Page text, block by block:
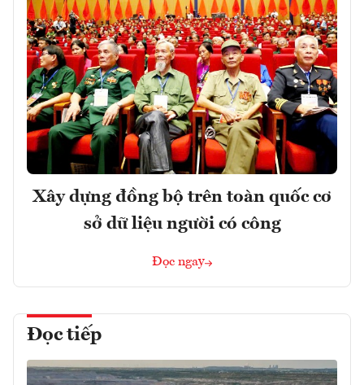
Xây dựng đồng bộ trên toàn quốc cơ
sở dữ liệu người có công
Đọc ngay
Đọc tiếp